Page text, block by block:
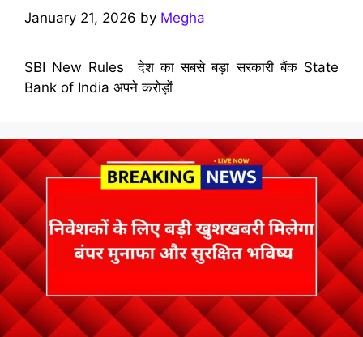
January 21, 2026 by Megha
SBI New Rules देश का सबसे बड़ा सरकारी बैंक State
Bank of India अपने करोड़ों